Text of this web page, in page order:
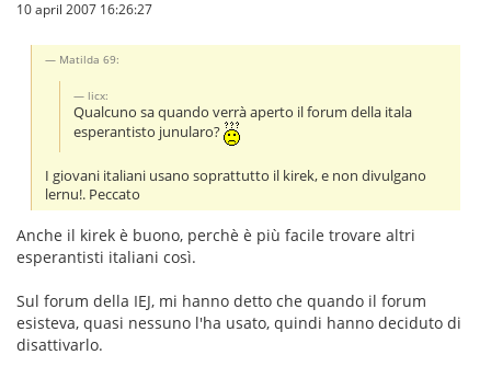
10 april 2007 16:26:27
Matilda 69:
licx:
Qualcuno sa quando verrà aperto il forum della itala
esperantisto junularo?
I giovani italiani usano soprattutto il kirek, e non divulgano
lernu!. Peccato
Anche il kirek è buono, perchè è più facile trovare altri
esperantisti italiani così.
Sul forum della IEJ, mi hanno detto che quando il forum
esisteva, quasi nessuno l'ha usato, quindi hanno deciduto di
disattivarlo.